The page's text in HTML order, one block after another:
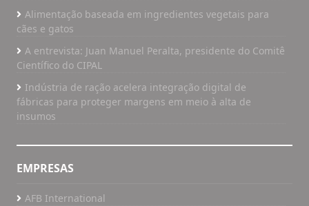
Alimentação baseada em ingredientes vegetais para
cães e gatos
A entrevista: Juan Manuel Peralta, presidente do Comitê
Científico do CIPAL
Indústria de ração acelera integração digital de
fábricas para proteger margens em meio à alta de
insumos
EMPRESAS
AFB International